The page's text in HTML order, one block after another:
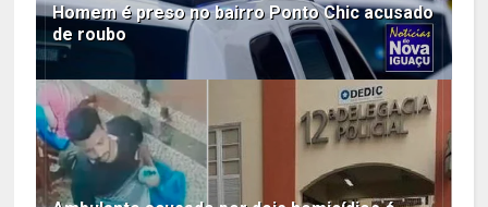
Homem é preso no bairro Ponto Chic acusado
de roubo